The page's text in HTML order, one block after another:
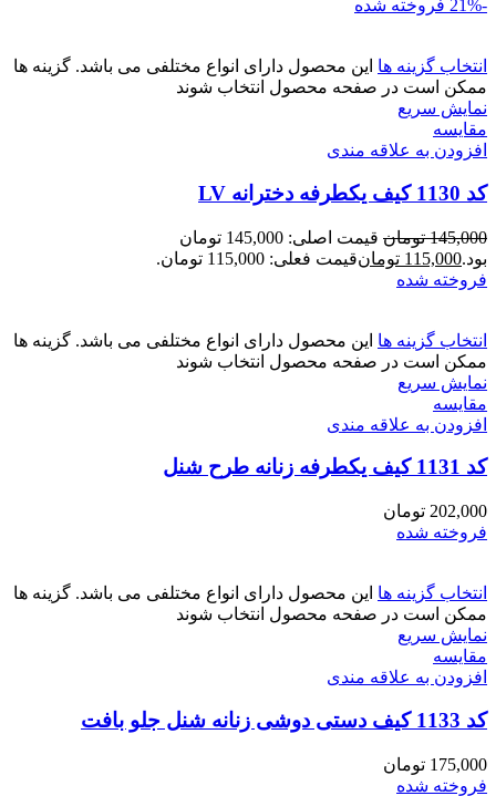
-21%
فروخته شده
انتخاب گزینه ها این محصول دارای انواع مختلفی می باشد. گزینه ها
ممکن است در صفحه محصول انتخاب شوند
نمایش سریع
مقايسه
افزودن به علاقه مندی
کد 1130 کیف یکطرفه دخترانه LV
145,000 تومان
قیمت اصلی: 145,000 تومان
بود.115,000 تومانقیمت فعلی: 115,000 تومان.
فروخته شده
انتخاب گزینه ها این محصول دارای انواع مختلفی می باشد. گزینه ها
ممکن است در صفحه محصول انتخاب شوند
نمایش سریع
مقايسه
افزودن به علاقه مندی
کد 1131 کیف یکطرفه زنانه طرح شنل
202,000 تومان
فروخته شده
انتخاب گزینه ها این محصول دارای انواع مختلفی می باشد. گزینه ها
ممکن است در صفحه محصول انتخاب شوند
نمایش سریع
مقايسه
افزودن به علاقه مندی
کد 1133 کیف دستی دوشی زنانه شنل جلو بافت
175,000 تومان
فروخته شده